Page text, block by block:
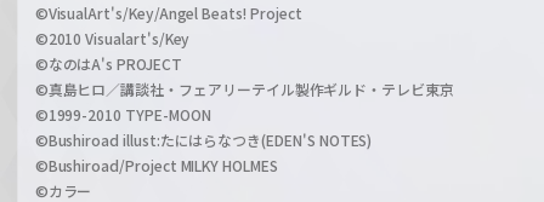
©VisualArt's/Key/Angel Beats! Project
©2010 Visualart's/Key
©なのはA's PROJECT
©真島ヒロ／講談社・フェアリーテイル製作ギルド・テレビ東京
©1999-2010 TYPE-MOON
©Bushiroad illust:たにはらなつき(EDEN'S NOTES)
©Bushiroad/Project MILKY HOLMES
©カラー